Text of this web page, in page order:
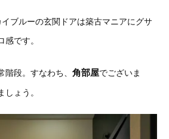
ブルーの玄関ドアは築古マニアにグサ
感です。
段。すなわち、 角部屋でございま
ょう。